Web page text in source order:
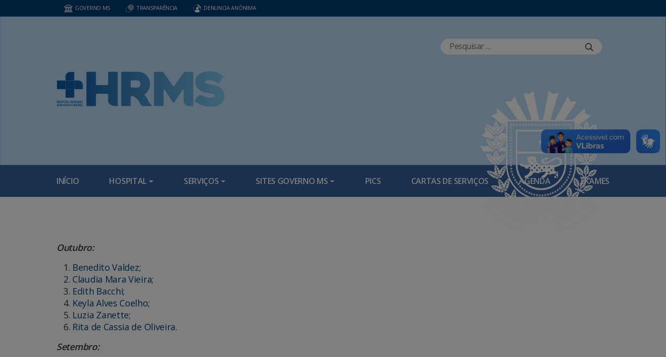
GOVERNO MS TRANSPARÊNCIA DENUNCIA ANÔNIMA
INÍCIO HOSPITAL SERVIÇOS SITES GOVERNO MS PICS CARTAS DE SERVIÇOS AGENDA EXAMES
Outubro:
Benedito Valdez;
Claudia Mara Vieira;
Edith Bacchi;
Keyla Alves Coelho;
Luzia Zanette;
Rita de Cassia de Oliveira.
Setembro: